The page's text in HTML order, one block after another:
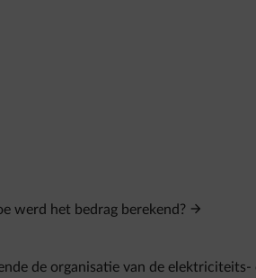
werd het bedrag berekend?
de organisatie van de elektriciteits-